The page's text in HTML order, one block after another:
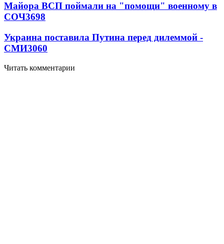
Майора ВСП поймали на "помощи" военному в
СОЧ3698
Украина поставила Путина перед дилеммой -
СМИ3060
Читать комментарии